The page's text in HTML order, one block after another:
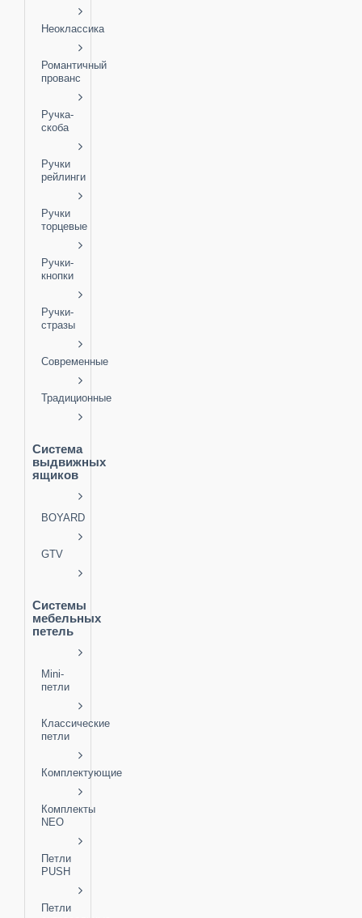
Неоклассика
Романтичный
прованс
Ручка-
скоба
Ручки
рейлинги
Ручки
торцевые
Ручки-
кнопки
Ручки-
стразы
Современные
Традиционные
Система
выдвижных
ящиков
BOYARD
GTV
Системы
мебельных
петель
Mini-
петли
Классические
петли
Комплектующие
Комплекты
NEO
Петли
PUSH
Петли